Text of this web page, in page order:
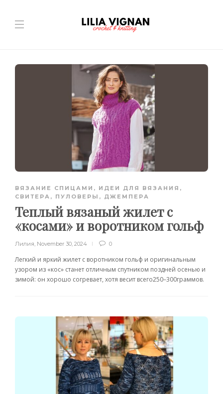
ВЯЗАНИЕ СПИЦАМИ , ИДЕИ ДЛЯ ВЯЗАНИЯ ,
СВИТЕРА, ПУЛОВЕРЫ, ДЖЕМПЕРА
Теплый вязаный жилет с
«косами» и воротником гольф
Лилия, November 30, 2024 0
Легкий и яркий жилет с воротником гольф и оригинальным
узором из «кос» станет отличным спутником поздней осенью и
зимой: он хорошо согревает, хотя весит всего250–300граммов.